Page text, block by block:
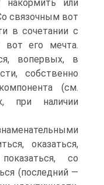
накормить или
связочным вот
в сочетании с
вот его мечта.
во­первых, в
собственно
(см.
при наличии
оказаться,
со
(последний —